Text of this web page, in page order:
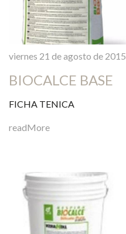
viernes 21 de agosto de 2015
BIOCALCE BASE
FICHA TENICA
readMore